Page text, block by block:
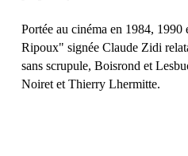
Portée au cinéma en 1984, 1990
Ripoux" signée Claude Zidi
sans scrupule, Boisrond et
Noiret et Thierry Lhermitte.